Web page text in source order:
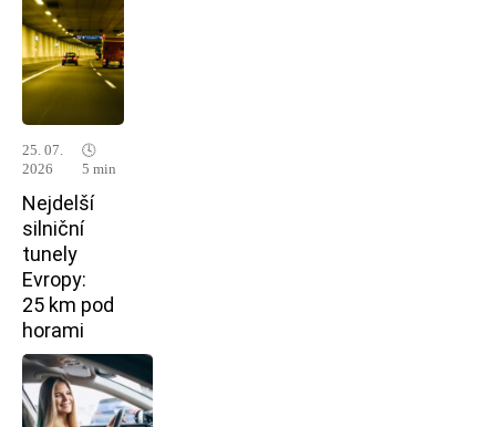
25. 07.
2026
🕓
5 min
Nejdelší
silniční
tunely
Evropy:
25 km pod
horami